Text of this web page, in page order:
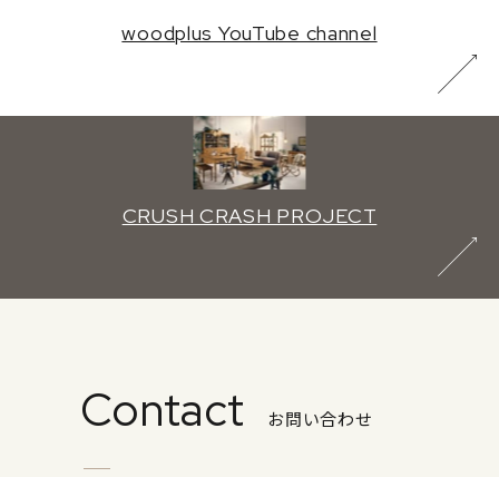
woodplus YouTube channel
CRUSH CRASH PROJECT
Contact お問い合わせ